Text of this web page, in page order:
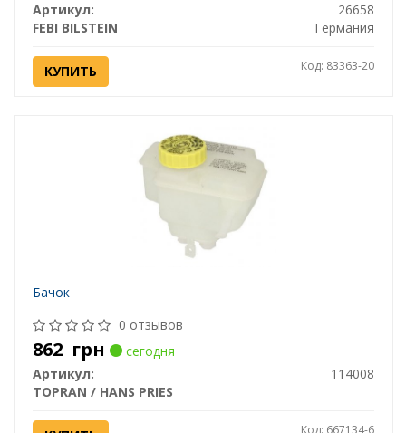
Артикул:
26658
FEBI BILSTEIN
Германия
КУПИТЬ Код: 83363-20
Бачок
0 отзывов
862 грн
сегодня
Артикул:
114008
TOPRAN / HANS PRIES